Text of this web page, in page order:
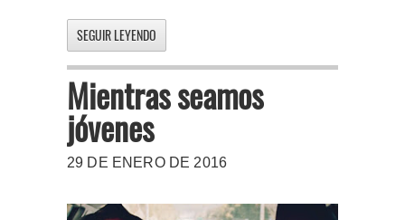
SEGUIR LEYENDO
Mientras seamos
jóvenes
29 DE ENERO DE 2016